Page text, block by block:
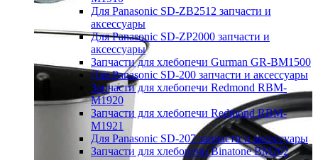
Для Panasonic SD-ZB2512 запчасти и
аксессуары
Для Panasonic SD-ZP2000 запчасти и
аксессуары
Запчасти для хлебопечи Gurman GR-BM1500
Для Panasonic SD-200 запчасти и аксессуары
Запчасти для хлебопечи Redmond RBM-
M1920
Запчасти для хлебопечи Redmond RBM-
M1921
Для Panasonic SD-207 запчасти и аксессуары
Запчасти для хлебопечи Binatone BM202